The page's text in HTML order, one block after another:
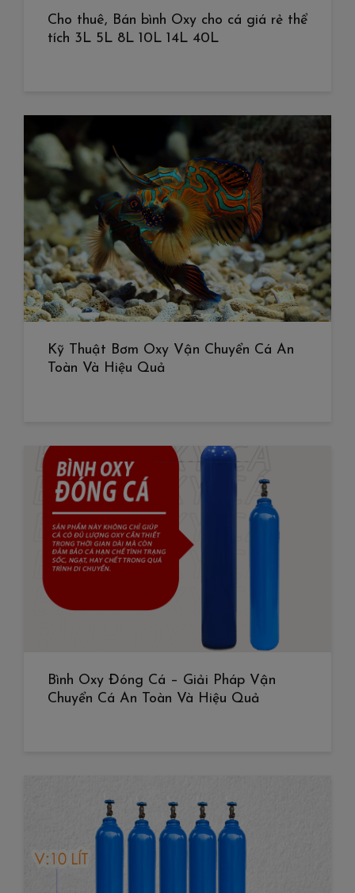
Cho thuê, Bán bình Oxy cho cá giá rẻ thể
tích 3L 5L 8L 10L 14L 40L
Kỹ Thuật Bơm Oxy Vận Chuyển Cá An
Toàn Và Hiệu Quả
Bình Oxy Đóng Cá – Giải Pháp Vận
Chuyển Cá An Toàn Và Hiệu Quả